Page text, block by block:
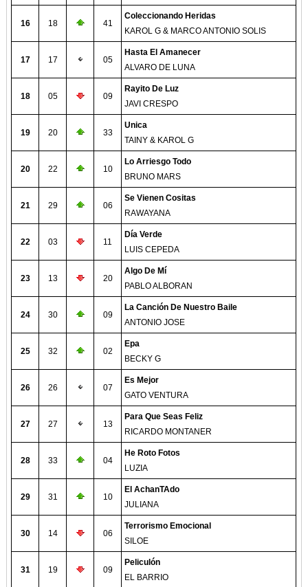
16 18 41
Coleccionando Heridas
KAROL G & MARCO ANTONIO SOLIS
17 17 05
Hasta El Amanecer
ALVARO DE LUNA
18 05 09
Rayito De Luz
JAVI CRESPO
19 20 33
Unica
TAINY & KAROL G
20 22 10
Lo Arriesgo Todo
BRUNO MARS
21 29 06
Se Vienen Cositas
RAWAYANA
22 03 11
Día Verde
LUIS CEPEDA
23 13 20
Algo De Mí
PABLO ALBORAN
24 30 09
La Canción De Nuestro Baile
ANTONIO JOSE
25 32 02
Epa
BECKY G
26 26 07
Es Mejor
GATO VENTURA
27 27 13
Para Que Seas Feliz
RICARDO MONTANER
28 33 04
He Roto Fotos
LUZIA
29 31 10
El AchanTAdo
JULIANA
30 14 06
Terrorismo Emocional
SILOE
31 19 09
Peliculón
EL BARRIO